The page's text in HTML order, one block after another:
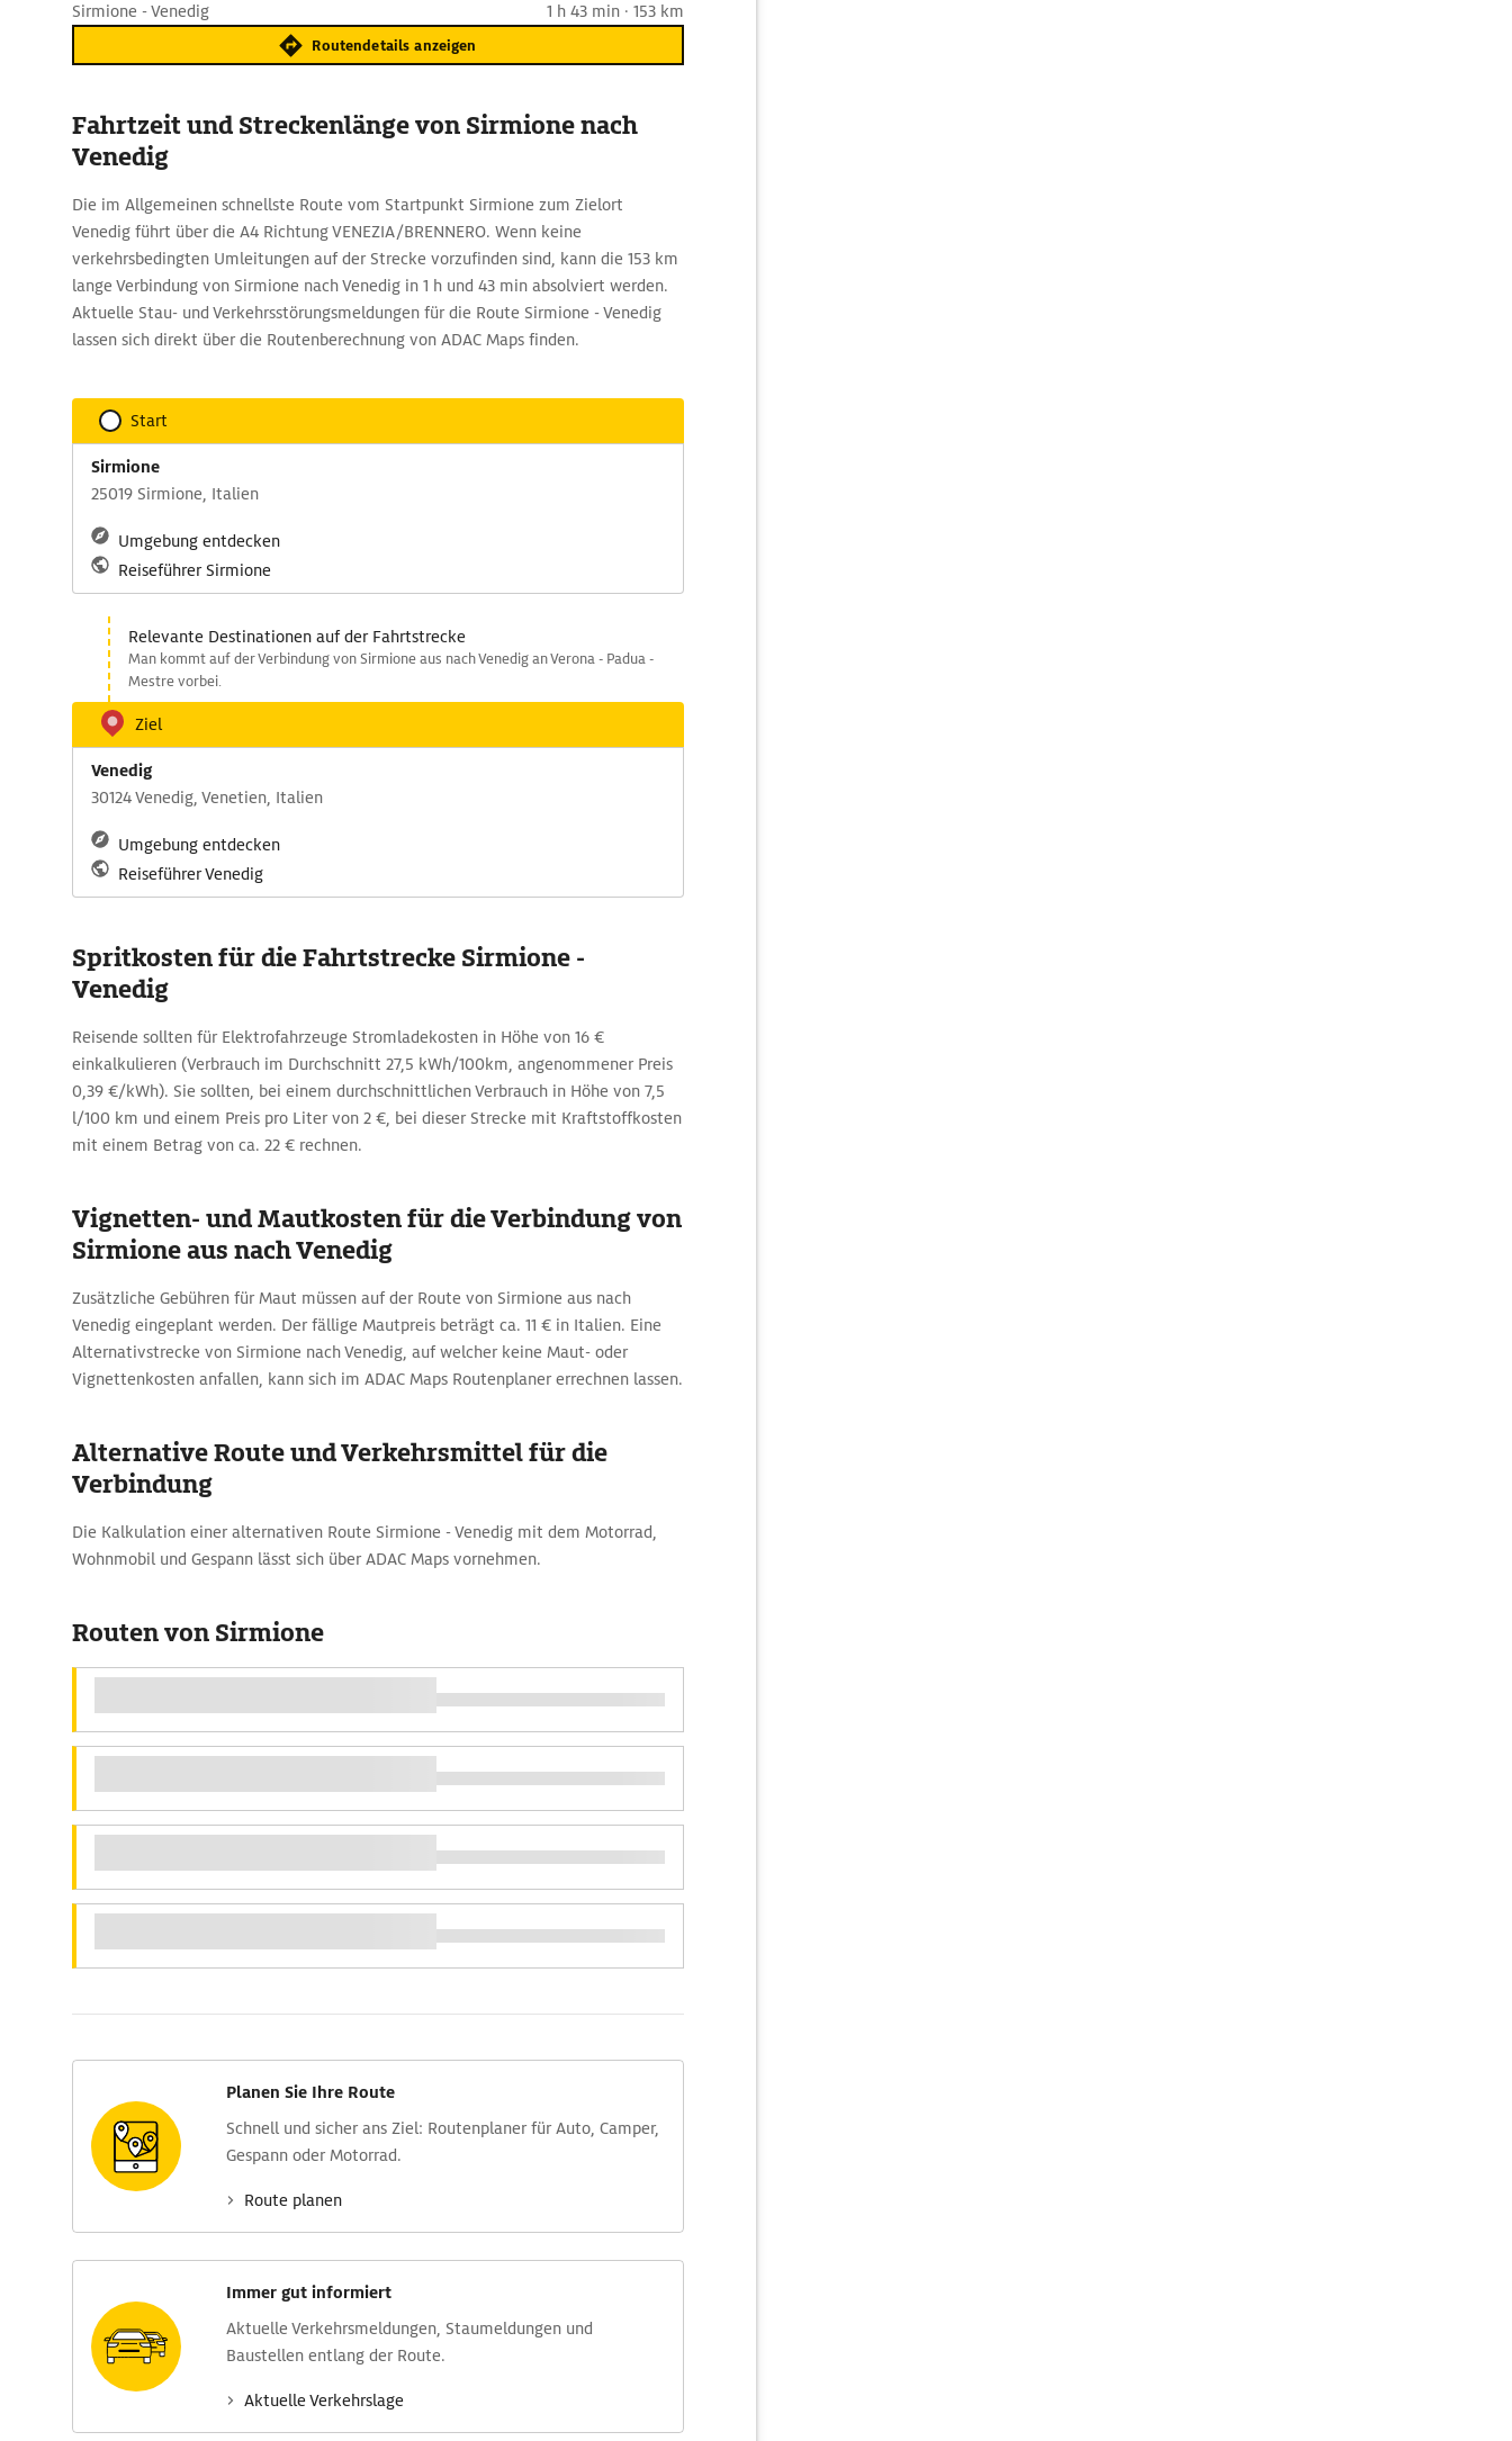
Sirmione - Venedig 1 h 43 min · 153 km
Routendetails anzeigen
Fahrtzeit und Streckenlänge von Sirmione nach
Venedig
Die im Allgemeinen schnellste Route vom Startpunkt Sirmione zum Zielort
Venedig führt über die A4 Richtung VENEZIA/BRENNERO. Wenn keine
verkehrsbedingten Umleitungen auf der Strecke vorzufinden sind, kann die 153 km
lange Verbindung von Sirmione nach Venedig in 1 h und 43 min absolviert werden.
Aktuelle Stau- und Verkehrsstörungsmeldungen für die Route Sirmione - Venedig
lassen sich direkt über die Routenberechnung von ADAC Maps finden.
Start
Sirmione
25019 Sirmione, Italien
Umgebung entdecken
Reiseführer Sirmione
Relevante Destinationen auf der Fahrtstrecke
Man kommt auf der Verbindung von Sirmione aus nach Venedig an Verona - Padua -
Mestre vorbei.
Ziel
Venedig
30124 Venedig, Venetien, Italien
Umgebung entdecken
Reiseführer Venedig
Spritkosten für die Fahrtstrecke Sirmione -
Venedig
Reisende sollten für Elektrofahrzeuge Stromladekosten in Höhe von 16 €
einkalkulieren (Verbrauch im Durchschnitt 27,5 kWh/100km, angenommener Preis
0,39 €/kWh). Sie sollten, bei einem durchschnittlichen Verbrauch in Höhe von 7,5
l/100 km und einem Preis pro Liter von 2 €, bei dieser Strecke mit Kraftstoffkosten
mit einem Betrag von ca. 22 € rechnen.
Vignetten- und Mautkosten für die Verbindung von
Sirmione aus nach Venedig
Zusätzliche Gebühren für Maut müssen auf der Route von Sirmione aus nach
Venedig eingeplant werden. Der fällige Mautpreis beträgt ca. 11 € in Italien. Eine
Alternativstrecke von Sirmione nach Venedig, auf welcher keine Maut- oder
Vignettenkosten anfallen, kann sich im ADAC Maps Routenplaner errechnen lassen.
Alternative Route und Verkehrsmittel für die
Verbindung
Die Kalkulation einer alternativen Route Sirmione - Venedig mit dem Motorrad,
Wohnmobil und Gespann lässt sich über ADAC Maps vornehmen.
Routen von Sirmione
Planen Sie Ihre Route
Schnell und sicher ans Ziel: Routen­planer für Auto, Camper,
Gespann oder Motorrad.
Route planen
Immer gut informiert
Aktuelle Verkehrs­meldungen, Stau­meldungen und
Baustellen entlang der Route.
Aktuelle Verkehrs­lage